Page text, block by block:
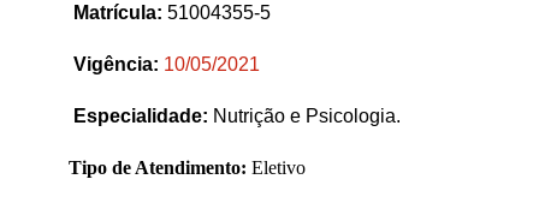
Matrícula: 51004355-5
Vigência: 10/05/2021
Especialidade: Nutrição e Psicologia.
Tipo de Atendimento: Eletivo